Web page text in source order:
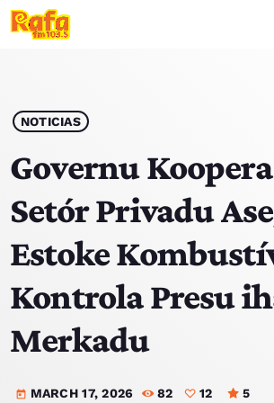
play_arrow OUVIR RAFA
HOME
NOTISIA
EKIPA
TOP 15
PODCAST SIRA
NOTICIAS
Governu
Setór Privadu
Estoke
Kontrola Presu
Merkadu
today MARCH 17, 2026 82 12 5